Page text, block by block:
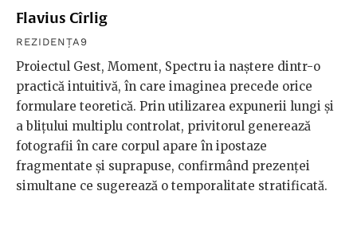
Flavius Cîrlig
REZIDENȚA9
Proiectul Gest, Moment, Spectru ia naștere dintr-o
practică intuitivă, în care imaginea precede orice
formulare teoretică. Prin utilizarea expunerii lungi și
a blițului multiplu controlat, privitorul generează
fotografii în care corpul apare în ipostaze
fragmentate și suprapuse, confirmând prezenței
simultane ce sugerează o temporalitate stratificată.